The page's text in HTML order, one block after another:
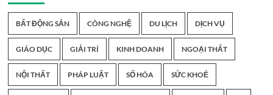
BẤT ĐỘNG SẢN CÔNG NGHỆ DU LỊCH DỊCH VỤ
GIÁO DỤC GIẢI TRÍ KINH DOANH NGOẠI THẤT
NỘI THẤT PHÁP LUẬT SỐ HÓA SỨC KHOẺ